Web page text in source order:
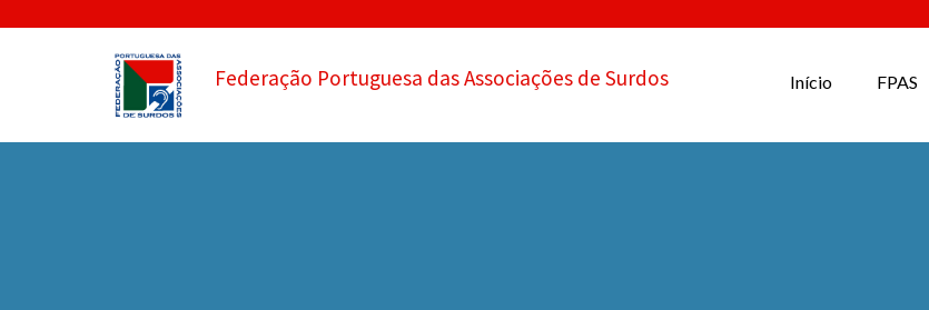
Federação Portuguesa das Associações de Surdos Início FPAS